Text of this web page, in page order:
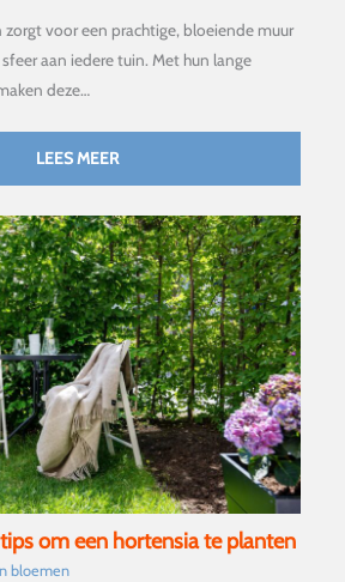
voor een prachtige, bloeiende muur
aan iedere tuin. Met hun lange
deze…
LEES MEER
om een hortensia te planten
bloemen